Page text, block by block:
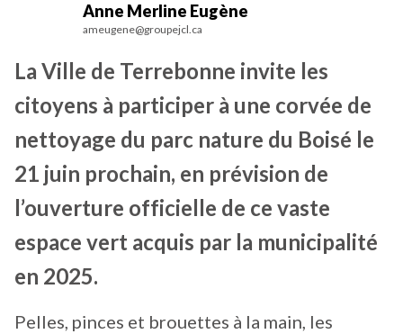
Anne Merline Eugène
ameugene@groupejcl.ca
La Ville de Terrebonne invite les
citoyens à participer à une corvée de
nettoyage du parc nature du Boisé le
21 juin prochain, en prévision de
l’ouverture officielle de ce vaste
espace vert acquis par la municipalité
en 2025.
Pelles, pinces et brouettes à la main, les